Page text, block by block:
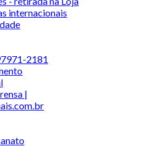
internacionais
2181
|